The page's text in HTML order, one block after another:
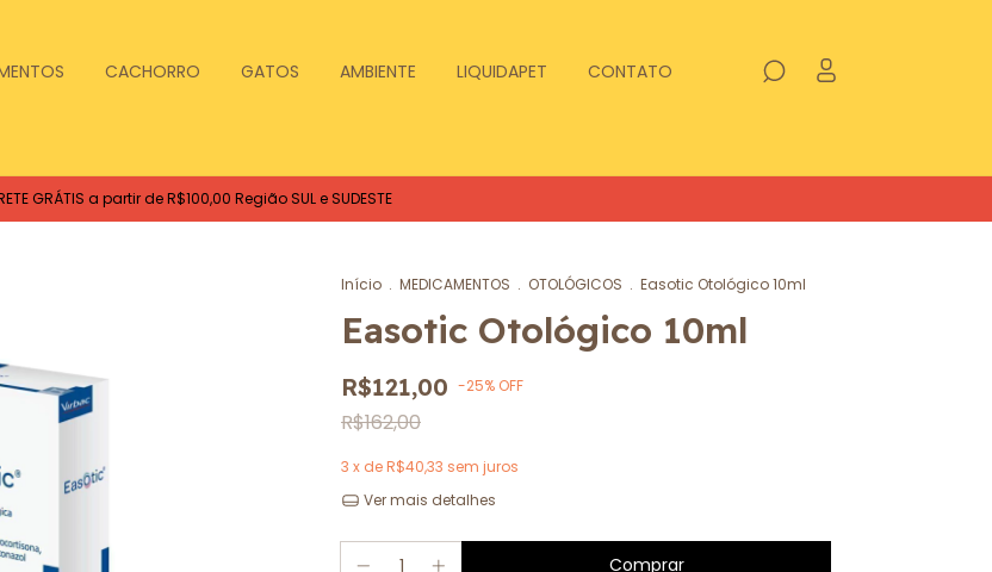
CACHORRO GATOS AMBIENTE LIQUIDAPET CONTATO
GRÁTIS a partir de R$100,00 Região SUL e SUDESTE
Início . MEDICAMENTOS . OTOLÓGICOS . Easotic Otológico 10ml
Easotic Otológico 10ml
R$121,00 -25% OFF
R$162,00
3 x deR$40,33 sem juros
Ver mais detalhes